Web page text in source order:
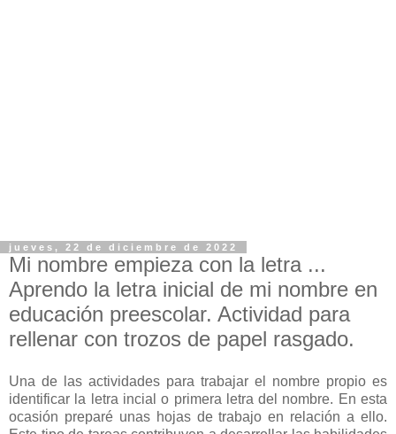
jueves, 22 de diciembre de 2022
Mi nombre empieza con la letra ...
Aprendo la letra inicial de mi nombre en
educación preescolar. Actividad para
rellenar con trozos de papel rasgado.
Una de las actividades para trabajar el nombre propio es
identificar la letra incial o primera letra del nombre. En esta
ocasión preparé unas hojas de trabajo en relación a ello.